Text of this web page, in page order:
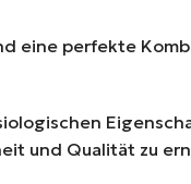
eine perfekte
und Qualität zu